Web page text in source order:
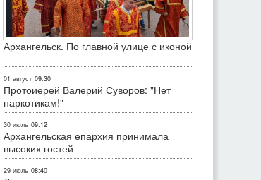
Архангельск. По главной улице с иконой
01 август 09:30
Протоиерей Валерий Суворов: "Нет
наркотикам!"
30 июль 09:12
Архангельская епархия принимала
высоких гостей
29 июль 08:40